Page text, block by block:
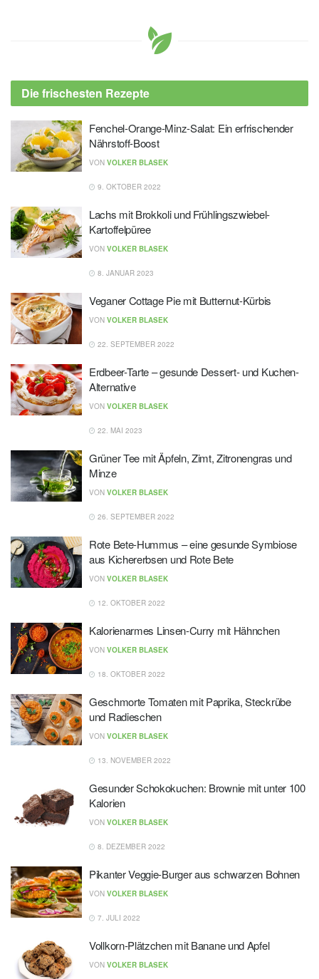
Die frischesten Rezepte
Fenchel-Orange-Minz-Salat: Ein erfrischender
Nährstoff-Boost
VON VOLKER BLASEK
9. OKTOBER 2022
Lachs mit Brokkoli und Frühlingszwiebel-
Kartoffelpüree
VON VOLKER BLASEK
8. JANUAR 2023
Veganer Cottage Pie mit Butternut-Kürbis
VON VOLKER BLASEK
22. SEPTEMBER 2022
Erdbeer-Tarte – gesunde Dessert- und Kuchen-
Alternative
VON VOLKER BLASEK
22. MAI 2023
Grüner Tee mit Äpfeln, Zimt, Zitronengras und
Minze
VON VOLKER BLASEK
26. SEPTEMBER 2022
Rote Bete-Hummus – eine gesunde Symbiose
aus Kichererbsen und Rote Bete
VON VOLKER BLASEK
12. OKTOBER 2022
Kalorienarmes Linsen-Curry mit Hähnchen
VON VOLKER BLASEK
18. OKTOBER 2022
Geschmorte Tomaten mit Paprika, Steckrübe
und Radieschen
VON VOLKER BLASEK
13. NOVEMBER 2022
Gesunder Schokokuchen: Brownie mit unter 100
Kalorien
VON VOLKER BLASEK
8. DEZEMBER 2022
Pikanter Veggie-Burger aus schwarzen Bohnen
VON VOLKER BLASEK
7. JULI 2022
Vollkorn-Plätzchen mit Banane und Apfel
VON VOLKER BLASEK